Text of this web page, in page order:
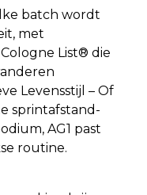
batch wordt
met
List® die
Levensstijl – Of
sprintafstand-
AG1 past
routine.